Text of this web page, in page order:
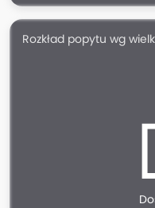
Rozkład popytu wg